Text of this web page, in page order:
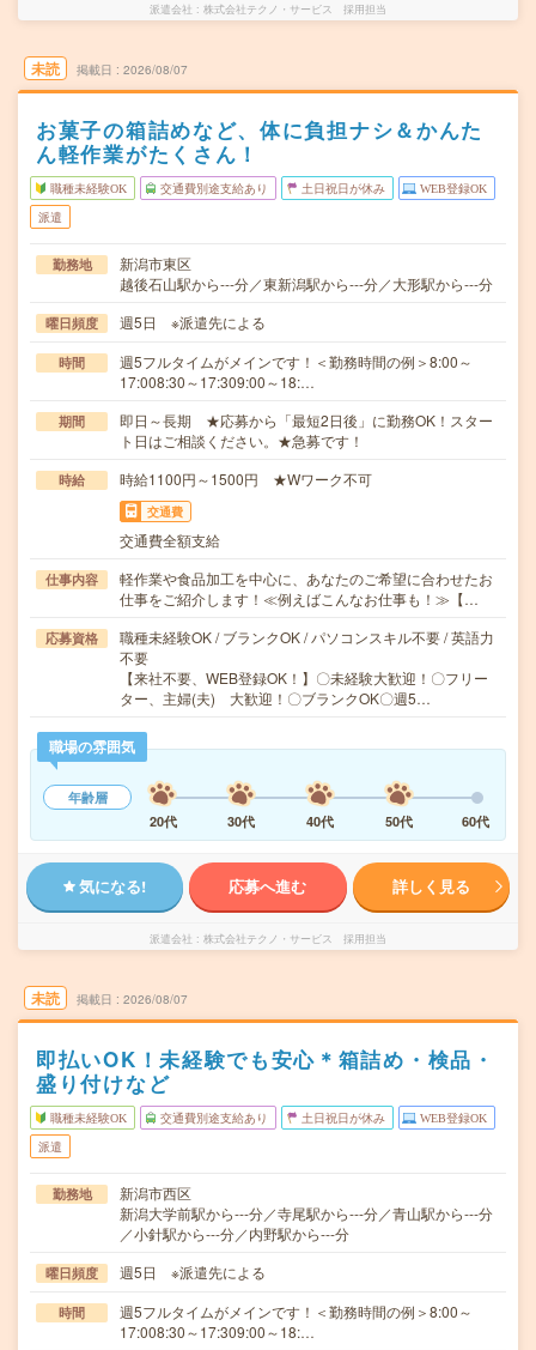
派遣会社 株式会社テクノ・サービス 採用担当
未読 掲載日 2026/08/07
お菓子の箱詰めなど、体に負担ナシ＆かんた
ん軽作業がたくさん！
職種未経験OK 交通費別途支給あり 土日祝日が休み WEB登録OK
派遣
勤務地
新潟市東区
越後石山駅から---分／東新潟駅から---分／大形駅から---分
曜日頻度 週5日 ※派遣先による
時間
週5フルタイムがメインです！＜勤務時間の例＞8:00～
17:008:30～17:309:00～18:…
期間
即日～長期 ★応募から「最短2日後」に勤務OK！スター
ト日はご相談ください。★急募です！
時給 時給1100円～1500円 ★Wワーク不可
交通費
交通費全額支給
仕事内容
軽作業や食品加工を中心に、あなたのご希望に合わせたお
仕事をご紹介します！≪例えばこんなお仕事も！≫【…
応募資格
職種未経験OK / ブランクOK / パソコンスキル不要 / 英語力
不要
【来社不要、WEB登録OK！】〇未経験大歓迎！〇フリー
ター、主婦(夫) 大歓迎！〇ブランクOK〇週5…
職場の雰囲気
年齢層
20代
30代 40代 50代 60代
気になる! 応募へ進む 詳しく見る
派遣会社 株式会社テクノ・サービス 採用担当
未読 掲載日 2026/08/07
即払いOK！未経験でも安心＊箱詰め・検品・
盛り付けなど
職種未経験OK 交通費別途支給あり 土日祝日が休み WEB登録OK
派遣
勤務地
新潟市西区
新潟大学前駅から---分／寺尾駅から---分／青山駅から---分
／小針駅から---分／内野駅から---分
曜日頻度 週5日 ※派遣先による
時間
週5フルタイムがメインです！＜勤務時間の例＞8:00～
17:008:30～17:309:00～18:…